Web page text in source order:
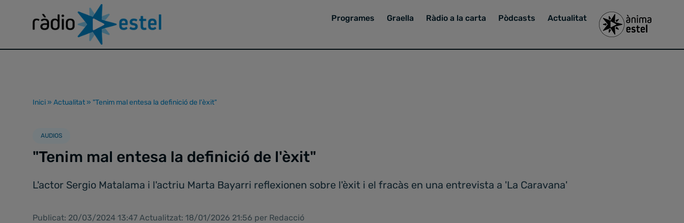
Programes Graella Ràdio a la carta Pòdcasts Actualitat
Inici » Actualitat » "Tenim mal entesa la definició de l'èxit"
AUDIOS
"Tenim mal entesa la definició de l'èxit"
L'actor Sergio Matalama i l'actriu Marta Bayarri reflexionen sobre l'èxit i el fracàs en una entrevista a 'La Caravana'
Publicat: 20/03/2024 13:47 Actualitzat: 18/01/2026 21:56 per Redacció